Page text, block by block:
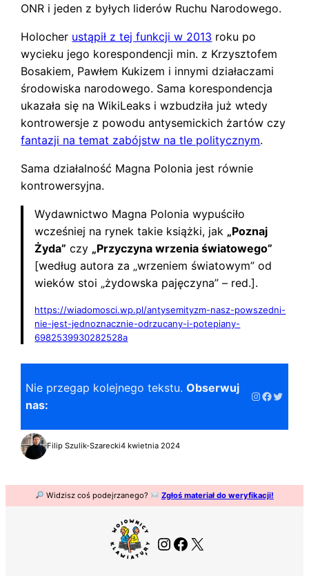
ONR i jeden z byłych liderów Ruchu Narodowego.
Holocher ustąpił z tej funkcji w 2013 roku po
wycieku jego korespondencji min. z Krzysztofem
Bosakiem, Pawłem Kukizem i innymi działaczami
środowiska narodowego. Sama korespondencja
ukazała się na WikiLeaks i wzbudziła już wtedy
kontrowersje z powodu antysemickich żartów czy
fantazji na temat zabójstw na tle politycznym.
Sama działalność Magna Polonia jest równie
kontrowersyjna.
Wydawnictwo Magna Polonia wypuściło
wcześniej na rynek takie książki, jak „Poznaj
Żyda” czy „Przyczyna wrzenia światowego”
[według autora za „wrzeniem światowym” od
wieków stoi „żydowska pajęczyna” – red.].
https://wiadomosci.wp.pl/antysemityzm-nasz-powszedni-
nie-jest-jednoznacznie-odrzucany-i-potepiany-
6982539930282528a
Nie przegap kolejnego tekstu.Obserwuj
nas:
Instagram
Twitter
Filip Szulik-Szarecki4 kwietnia 2024
Widzisz coś podejrzanego? Zgłoś materiał do weryfikacji!
Instagram
Facebook
X